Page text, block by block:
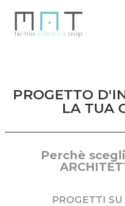
PROGETTO
LA TUA
Perchè
PROGETTI